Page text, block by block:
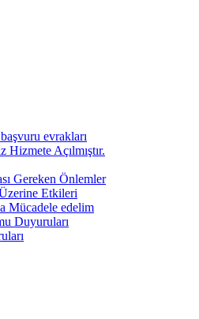
evrakları
Açılmıştır.
Gereken Önlemler
Üzerine Etkileri
Mücadele edelim
Duyuruları